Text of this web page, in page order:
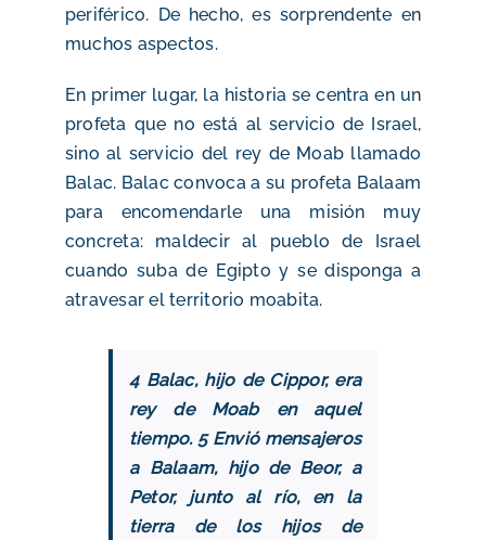
periférico. De hecho, es sorprendente en
muchos aspectos.
En primer lugar, la historia se centra en un
profeta que no está al servicio de Israel,
sino al servicio del rey de Moab llamado
Balac. Balac convoca a su profeta Balaam
para encomendarle una misión muy
concreta: maldecir al pueblo de Israel
cuando suba de Egipto y se disponga a
atravesar el territorio moabita.
4 Balac, hijo de Cippor, era
rey de Moab en aquel
tiempo. 5 Envió mensajeros
a Balaam, hijo de Beor, a
Petor, junto al río, en la
tierra de los hijos de